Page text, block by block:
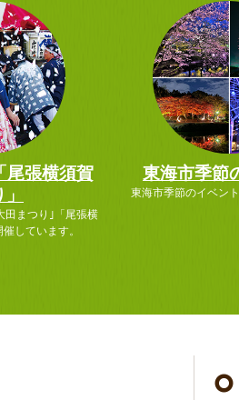
尾張横須賀
田まつり｣「尾張横
しています。
東海市季節
東海市季節のイベン